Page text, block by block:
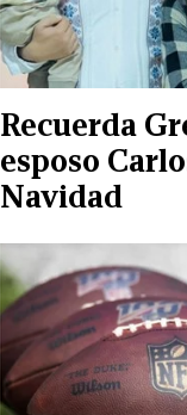
Recuerda
esposo
Navidad